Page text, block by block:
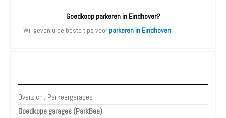
Goedkoop parkeren in Eindhoven?
Wij geven u de beste tips voor parkeren in Eindhoven!
Overzicht Parkeergarages
Goedkope garages (ParkBee)